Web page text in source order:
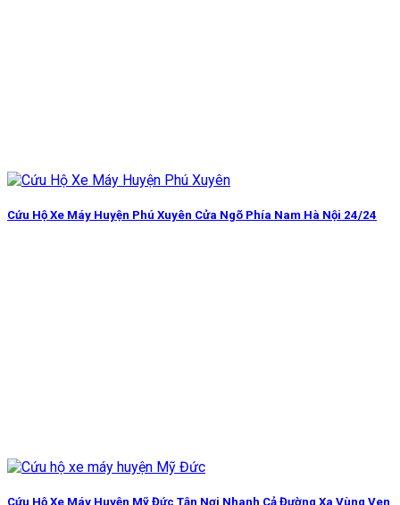
Cứu Hộ Xe Máy Huyện Phú Xuyên Cửa Ngõ Phía Nam Hà Nội 24/24
Cứu Hộ Xe Máy Huyện Mỹ Đức Tận Nơi Nhanh Cả Đường Xa Vùng Ven